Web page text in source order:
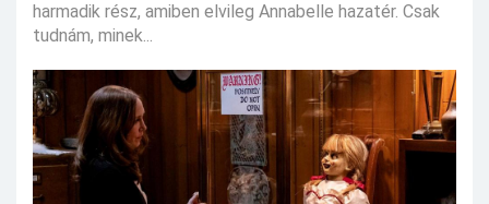
harmadik rész, amiben elvileg Annabelle hazatér. Csak
tudnám, minek...